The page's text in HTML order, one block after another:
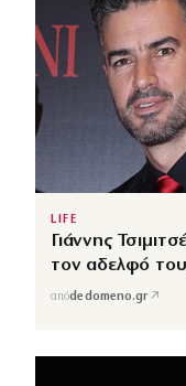
LIFE
Γιάννης
τον αδελφό
απόdedomeno.gr ↗